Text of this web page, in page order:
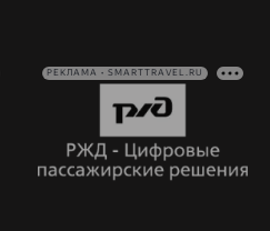
РЕКЛАМА • SMARTTRAVEL.RU